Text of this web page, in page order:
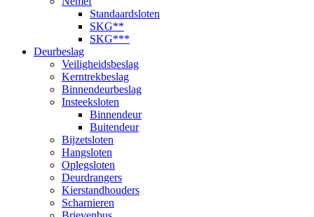
Standaardsloten
SKG**
SKG***
Deurbeslag
Veiligheidsbeslag
Kerntrekbeslag
Binnendeurbeslag
Insteeksloten
Binnendeur
Buitendeur
Bijzetsloten
Hangsloten
Oplegsloten
Deurdrangers
Kierstandhouders
Scharnieren